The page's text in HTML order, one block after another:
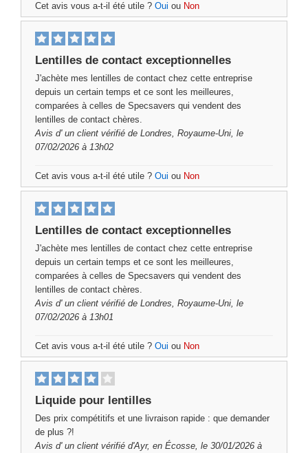
Cet avis vous a-t-il été utile ? Oui ou Non
Lentilles de contact exceptionnelles
J'achète mes lentilles de contact chez cette entreprise
depuis un certain temps et ce sont les meilleures,
comparées à celles de Specsavers qui vendent des
lentilles de contact chères.
Avis d' un client vérifié de Londres, Royaume-Uni, le
07/02/2026 à 13h02
Cet avis vous a-t-il été utile ? Oui ou Non
Lentilles de contact exceptionnelles
J'achète mes lentilles de contact chez cette entreprise
depuis un certain temps et ce sont les meilleures,
comparées à celles de Specsavers qui vendent des
lentilles de contact chères.
Avis d' un client vérifié de Londres, Royaume-Uni, le
07/02/2026 à 13h01
Cet avis vous a-t-il été utile ? Oui ou Non
Liquide pour lentilles
Des prix compétitifs et une livraison rapide : que demander
de plus ?!
Avis d' un client vérifié d'Ayr, en Écosse, le 30/01/2026 à